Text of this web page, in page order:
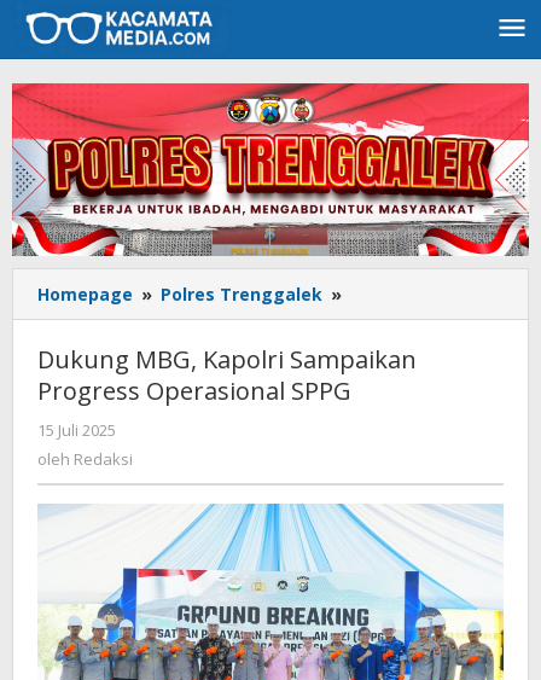
Lewati
konten
Homepage » Polres Trenggalek »
MBG,
Sampaikan
Progress
Dukung MBG, Kapolri Sampaikan
Progress Operasional SPPG
15 Juli 2025
Redaksi
oleh Redaksi